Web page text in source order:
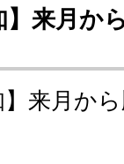
】来月
】来月か